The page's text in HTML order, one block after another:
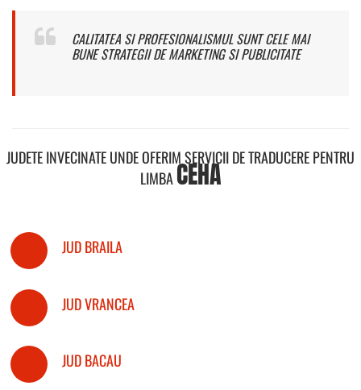
CALITATEA SI PROFESIONALISMUL SUNT CELE MAI
BUNE STRATEGII DE MARKETING SI PUBLICITATE
JUDETE INVECINATE UNDE OFERIM SERVICII DE TRADUCERE PENTRU
LIMBACEHA
JUD BRAILA
JUD VRANCEA
JUD BACAU